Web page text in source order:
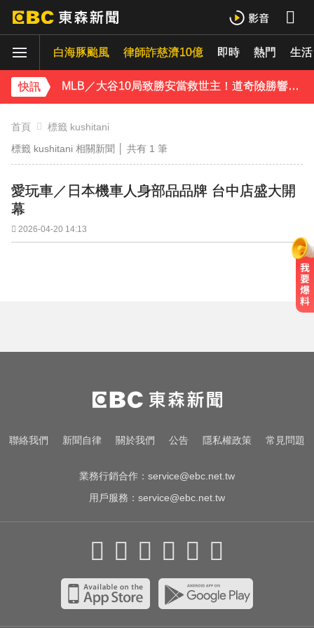
白海豚颱風 律師詐慈濟10億 即時 熱門 生活
快訊
下載東森App，隨時掌握天下大小事！
MLB／大谷10局致勝安當救世主！道奇險勝響尾蛇終止7連敗
首頁
標籤 kushitani
標籤 kushitani 相關新聞 │ 共有 1 筆
愛玩車／日本機車人身部品品牌 台中店盛大開
幕
2026-04-20 14:13
聯絡我們 新聞自律 關於我們 公告 隱私權政策 常見問題
業務行銷合作： service@ebc.net.tw
用戶服務： service@ebc.net.tw